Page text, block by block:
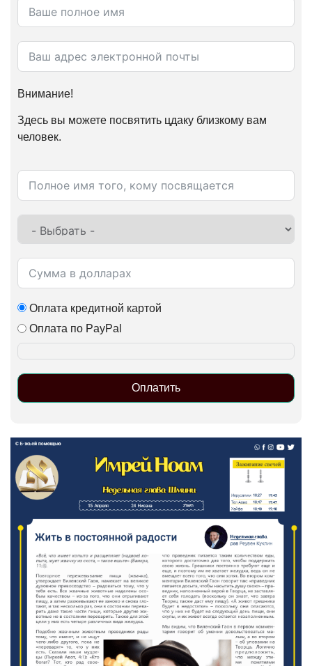
Внимание!
Здесь вы можете посвятить цдаку близкому вам
человек.
Оплата кредитной картой
Оплата по PayPal
Оплатить